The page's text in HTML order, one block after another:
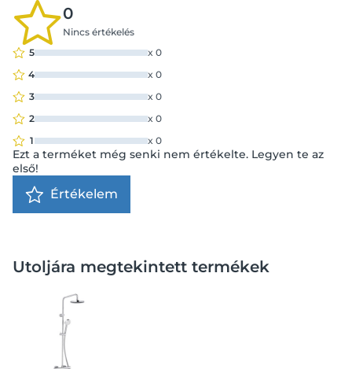
0
Nincs értékelés
5
x 0
4
x 0
3
x 0
2
x 0
1
x 0
Ezt a terméket még senki nem értékelte. Legyen te az
első!
Értékelem
Utoljára megtekintett termékek